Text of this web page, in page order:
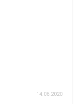
14.06.2020